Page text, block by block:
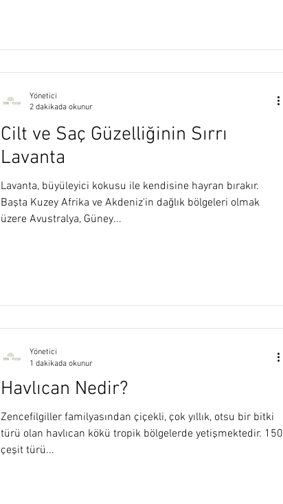
Cilt ve Saç Güzelliğinin Sırrı
Lavanta
Lavanta, büyüleyici kokusu ile kendisine hayran bırakır.
Başta Kuzey Afrika ve Akdeniz'in dağlık bölgeleri olmak
üzere Avustralya, Güney...
Yönetici
2 dakikada okunur
Havlıcan Nedir?
Zencefilgiller familyasından çiçekli, çok yıllık, otsu bir bitki
türü olan havlıcan kökü tropik bölgelerde yetişmektedir. 150
çeşit türü...
Yönetici
1 dakikada okunur